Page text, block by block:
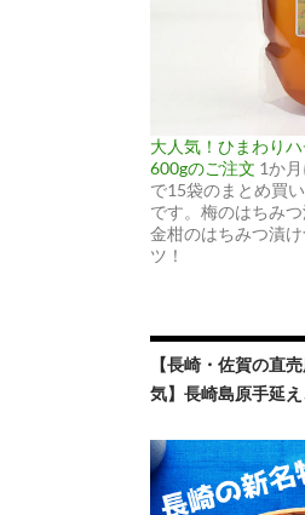
大人気！ひまわり
600gのご注文 1か
で15袋のまとめ買
です。梅のはちみ
金柑のはちみつ漬
ツ！
【長崎・佐賀の直
気】長崎島原手延